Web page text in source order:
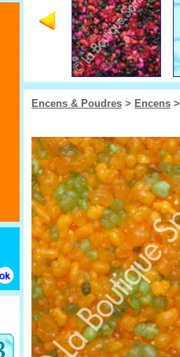
Encens & Poudres > Encens